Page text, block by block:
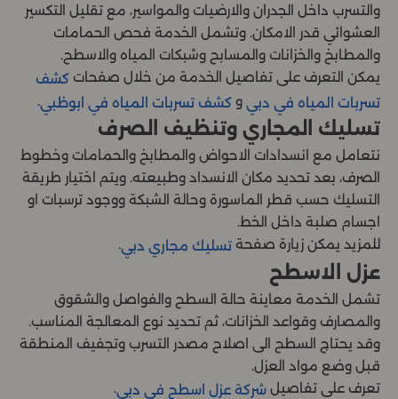
والتسرب داخل الجدران والارضيات والمواسير، مع تقليل التكسير
العشوائي قدر الامكان. وتشمل الخدمة فحص الحمامات
والمطابخ والخزانات والمسابح وشبكات المياه والاسطح.
يمكن التعرف على تفاصيل الخدمة من خلال صفحات كشف
تسربات المياه في دبي و كشف تسربات المياه في ابوظبي.
تسليك المجاري وتنظيف الصرف
نتعامل مع انسدادات الاحواض والمطابخ والحمامات وخطوط
الصرف، بعد تحديد مكان الانسداد وطبيعته. ويتم اختيار طريقة
التسليك حسب قطر الماسورة وحالة الشبكة ووجود ترسبات او
اجسام صلبة داخل الخط.
للمزيد يمكن زيارة صفحة تسليك مجاري دبي.
عزل الاسطح
تشمل الخدمة معاينة حالة السطح والفواصل والشقوق
والمصارف وقواعد الخزانات، ثم تحديد نوع المعالجة المناسب.
وقد يحتاج السطح الى اصلاح مصدر التسرب وتجفيف المنطقة
قبل وضع مواد العزل.
تعرف على تفاصيل شركة عزل اسطح في دبي.